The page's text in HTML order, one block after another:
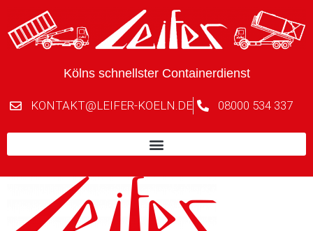
Kölns schnellster Containerdienst
KONTAKT@LEIFER-KOELN.DE 08000 534 337